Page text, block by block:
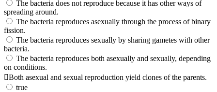
The bacteria does not reproduce because it has other ways of
spreading around.
The bacteria reproduces asexually through the process of binary
fission.
The bacteria reproduces sexually by sharing gametes with other
bacteria.
The bacteria reproduces both asexually and sexually, depending
on conditions.
Both asexual and sexual reproduction yield clones of the parents.
true